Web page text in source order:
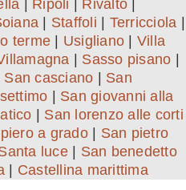
Ripoli Rivalto
Staffoli Terricciola
terme Usigliano
Villa
Sasso pisano
San casciano
San
San giovanni alla
San lorenzo alle corti
a grado| San pietro
luce| San benedetto
Castellina marittima